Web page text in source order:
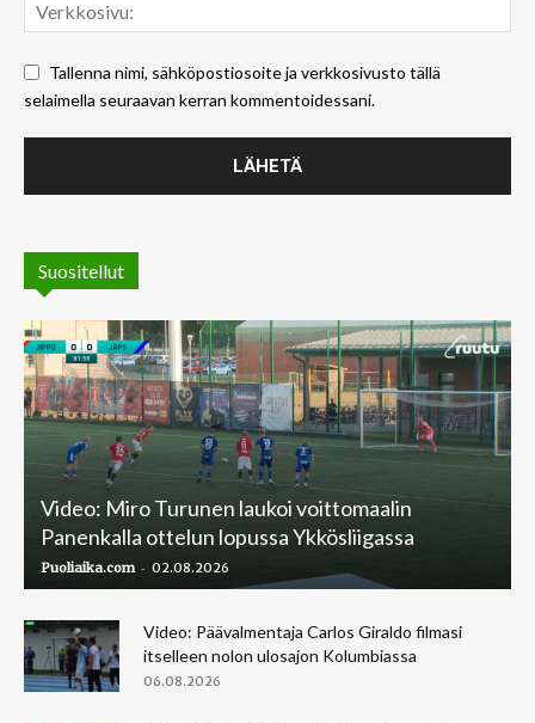
Tallenna nimi, sähköpostiosoite ja verkkosivusto tällä
selaimella seuraavan kerran kommentoidessani.
Suositellut
Video: Miro Turunen laukoi voittomaalin
Panenkalla ottelun lopussa Ykkösliigassa
Puoliaika.com - 02.08.2026
Video: Päävalmentaja Carlos Giraldo filmasi
itselleen nolon ulosajon Kolumbiassa
06.08.2026